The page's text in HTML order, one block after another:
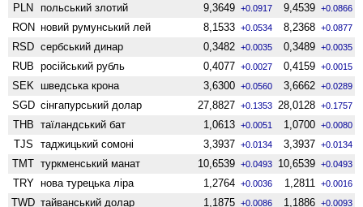
PLN польський злотий 9,3649 +0.0917 9,4539 +0.0866
RON новий румунський лей 8,1533 +0.0534 8,2368 +0.0877
RSD сербський динар 0,3482 +0.0035 0,3489 +0.0035
RUB російський рубль 0,4077 +0.0027 0,4159 +0.0015
SEK шведська крона 3,6300 +0.0560 3,6662 +0.0289
SGD сінгапурський долар 27,8827 +0.1353 28,0128 +0.1757
THB таїландський бат 1,0613 +0.0051 1,0700 +0.0080
TJS таджицький сомоні 3,3937 +0.0134 3,3937 +0.0134
TMT туркменський манат 10,6539 +0.0493 10,6539 +0.0493
TRY нова турецька ліра 1,2764 +0.0036 1,2811 +0.0016
TWD тайванський долар 1,1875 +0.0086 1,1886 +0.0093